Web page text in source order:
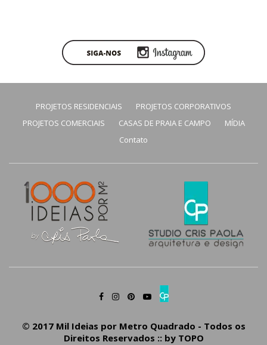
PROJETOS RESIDENCIAIS
PROJETOS CORPORATIVOS
PROJETOS COMERCIAIS
CASAS DE PRAIA E CAMPO
MÍDIA
Contato
© 2017 Mil Ideias por Metro Quadrado - Todos os
Direitos Reservados :: by TOPO